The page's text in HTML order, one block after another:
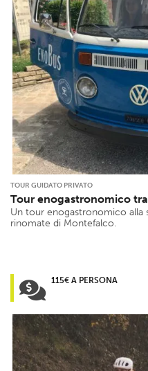
TOUR GUIDATO PRIVATO
Tour enogastronomico
Un tour enogastronomico alla
rinomate di Montefalco.
115€ A PERSONA